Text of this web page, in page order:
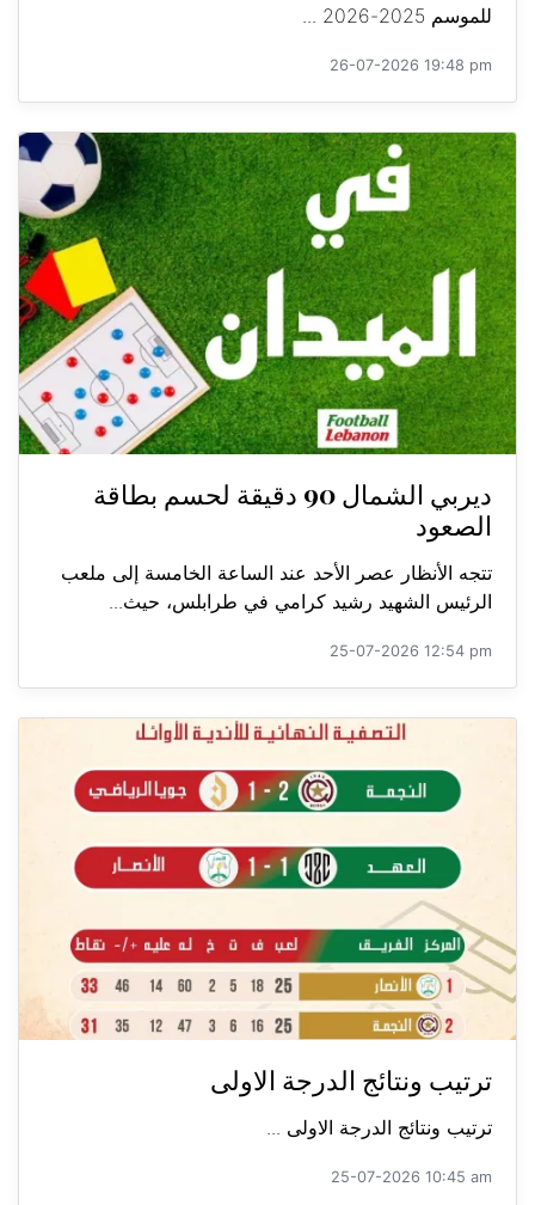
للموسم 2025-2026 ...
26-07-2026 19:48 pm
ديربي الشمال 90 دقيقة لحسم بطاقة
الصعود
تتجه الأنظار عصر الأحد عند الساعة الخامسة إلى ملعب
الرئيس الشهيد رشيد كرامي في طرابلس، حيث...
25-07-2026 12:54 pm
ترتيب ونتائج الدرجة الاولى
ترتيب ونتائج الدرجة الاولى ...
25-07-2026 10:45 am